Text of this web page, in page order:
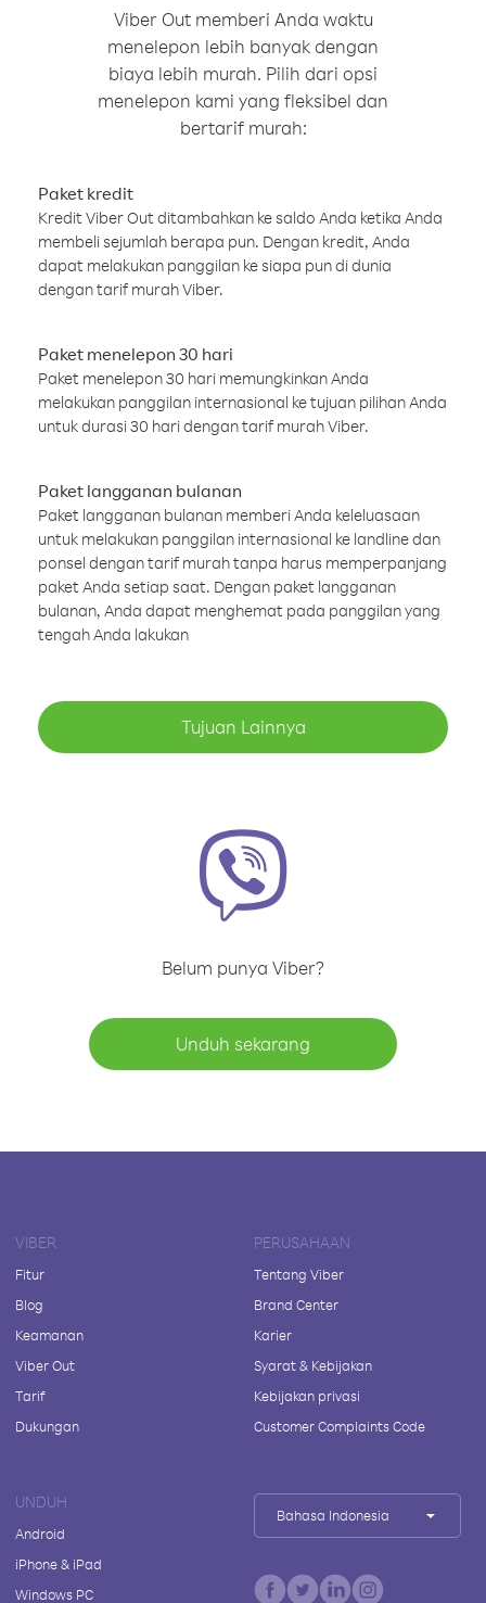
Viber Out memberi Anda waktu
menelepon lebih banyak dengan
biaya lebih murah. Pilih dari opsi
menelepon kami yang fleksibel dan
bertarif murah:
Paket kredit
Kredit Viber Out ditambahkan ke saldo Anda ketika Anda
membeli sejumlah berapa pun. Dengan kredit, Anda
dapat melakukan panggilan ke siapa pun di dunia
dengan tarif murah Viber.
Paket menelepon 30 hari
Paket menelepon 30 hari memungkinkan Anda
melakukan panggilan internasional ke tujuan pilihan Anda
untuk durasi 30 hari dengan tarif murah Viber.
Paket langganan bulanan
Paket langganan bulanan memberi Anda keleluasaan
untuk melakukan panggilan internasional ke landline dan
ponsel dengan tarif murah tanpa harus memperpanjang
paket Anda setiap saat. Dengan paket langganan
bulanan, Anda dapat menghemat pada panggilan yang
tengah Anda lakukan
Tujuan Lainnya
Belum punya Viber?
Unduh sekarang
VIBER
Fitur
Blog
Keamanan
Viber Out
Tarif
Dukungan
PERUSAHAAN
Tentang Viber
Brand Center
Karier
Syarat & Kebijakan
Kebijakan privasi
Customer Complaints Code
UNDUH
Android
iPhone & iPad
Windows PC
Bahasa Indonesia